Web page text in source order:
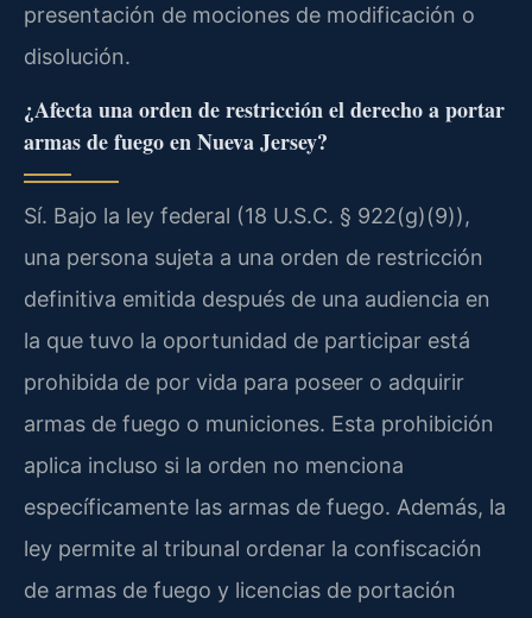
presentación de mociones de modificación o
disolución.
¿Afecta una orden de restricción el derecho a portar
armas de fuego en Nueva Jersey?
Sí. Bajo la ley federal (18 U.S.C. § 922(g)(9)),
una persona sujeta a una orden de restricción
definitiva emitida después de una audiencia en
la que tuvo la oportunidad de participar está
prohibida de por vida para poseer o adquirir
armas de fuego o municiones. Esta prohibición
aplica incluso si la orden no menciona
específicamente las armas de fuego. Además, la
ley permite al tribunal ordenar la confiscación
de armas de fuego y licencias de portación